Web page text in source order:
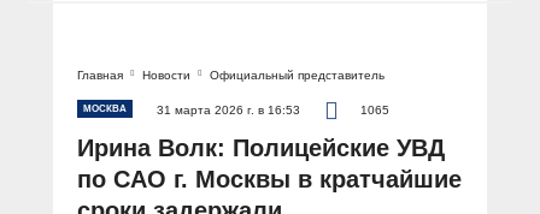
Главная Новости Официальный представитель
МОСКВА 31 марта 2026 г. в 16:53 1065
Ирина Волк: Полицейские УВД
по САО г. Москвы в кратчайшие